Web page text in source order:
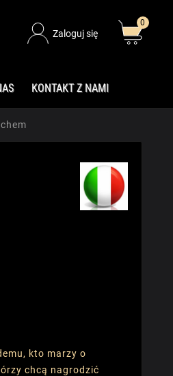
Zaloguj się
0
KONTAKT Z NAMI
kto marzy o
chcą nagrodzić